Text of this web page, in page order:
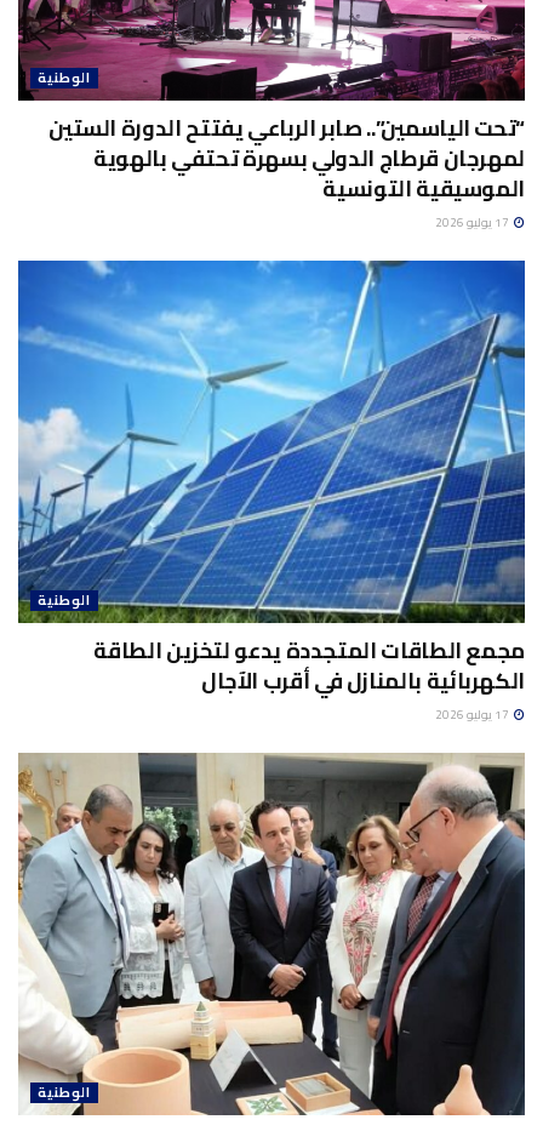
الوطنية
“تحت الياسمين”.. صابر الرباعي يفتتح الدورة الستين
لمهرجان قرطاج الدولي بسهرة تحتفي بالهوية
الموسيقية التونسية
الوطنية
مجمع الطاقات المتجددة يدعو لتخزين الطاقة
الكهربائية بالمنازل في أقرب الآجال
الوطنية